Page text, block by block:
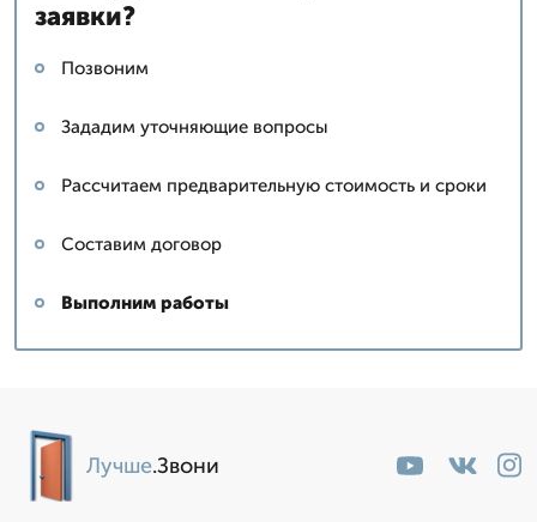
заявки?
Позвоним
Зададим уточняющие вопросы
Рассчитаем предварительную стоимость и сроки
Составим договор
Выполним работы
Лучше.Звони